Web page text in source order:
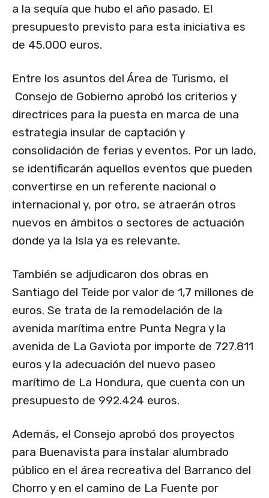
a la sequía que hubo el año pasado. El
presupuesto previsto para esta iniciativa es
de 45.000 euros.
Entre los asuntos del Área de Turismo, el
Consejo de Gobierno aprobó los criterios y
directrices para la puesta en marca de una
estrategia insular de captación y
consolidación de ferias y eventos. Por un lado,
se identificarán aquellos eventos que pueden
convertirse en un referente nacional o
internacional y, por otro, se atraerán otros
nuevos en ámbitos o sectores de actuación
donde ya la Isla ya es relevante.
También se adjudicaron dos obras en
Santiago del Teide por valor de 1,7 millones de
euros. Se trata de la remodelación de la
avenida marítima entre Punta Negra y la
avenida de La Gaviota por importe de 727.811
euros y la adecuación del nuevo paseo
marítimo de La Hondura, que cuenta con un
presupuesto de 992.424 euros.
Además, el Consejo aprobó dos proyectos
para Buenavista para instalar alumbrado
público en el área recreativa del Barranco del
Chorro y en el camino de La Fuente por